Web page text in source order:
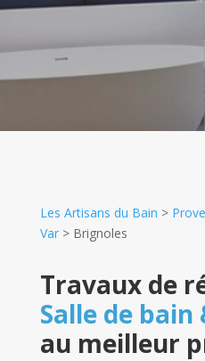
Les Artisans du Bain >
Var> Brignoles
Travaux de
Salle de
au meilleur